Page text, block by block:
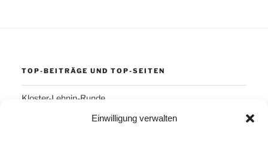
Einwilligung verwalten
TOP-BEITRÄGE UND TOP-SEITEN
Kloster-Lehnin-Runde